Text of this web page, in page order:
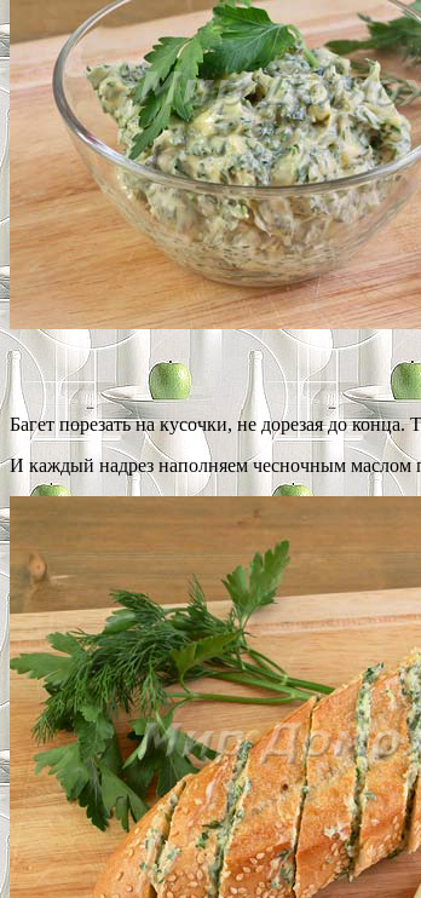
Багет порезать на кусочки, не дорезая до
И каждый надрез наполняем чесночным